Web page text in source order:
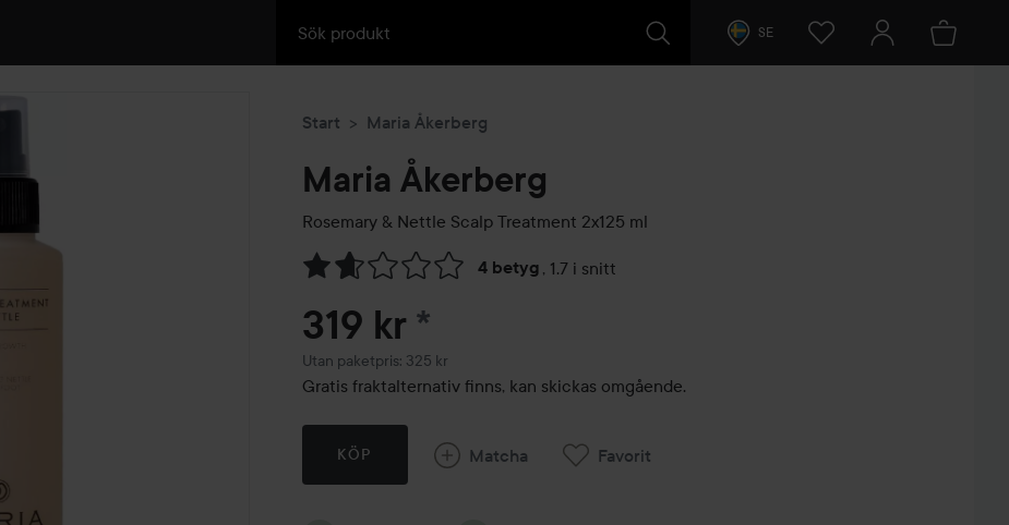
SE
Start Maria Åkerberg
Maria Åkerberg
Rosemary & Nettle Scalp Treatment 2x125 ml
4 betyg , 1.7 i snitt
Hoppa till Betyg & kommentarer
319 kr *
Utan paketpris: 325 kr
Gratis fraktalternativ finns, kan skickas omgående.
KÖP Matcha Favorit